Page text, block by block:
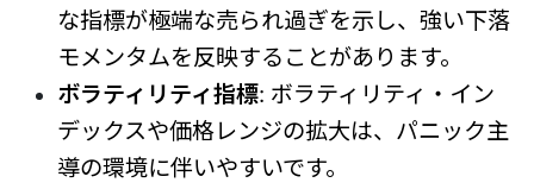
な指標が極端な売られ過ぎを示し、強い下落
モメンタムを反映することがあります。
ボラティリティ指標: ボラティリティ・イン
デックスや価格レンジの拡大は、パニック主
導の環境に伴いやすいです。